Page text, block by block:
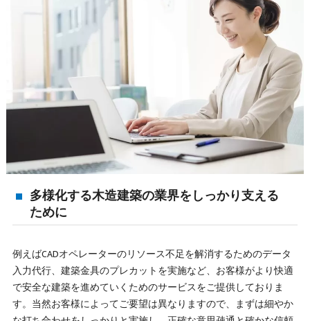
多様化する木造建築の業界をしっかり支える
ために
例えばCADオペレーターのリソース不足を解消するためのデータ
入力代行、建築金具のプレカットを実施など、お客様がより快適
で安全な建築を進めていくためのサービスをご提供しておりま
す。当然お客様によってご要望は異なりますので、まずは細やか